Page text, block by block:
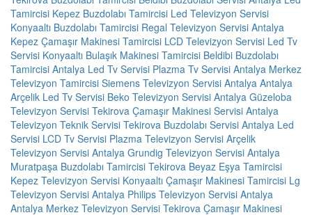
Tamircisi Kepez Buzdolabı Tamircisi Led Televizyon Servisi
Konyaaltı Buzdolabı Tamircisi Regal Televizyon Servisi Antalya
Kepez Çamaşır Makinesi Tamircisi LCD Televizyon Servisi Led Tv
Servisi Konyaaltı Bulaşık Makinesi Tamircisi Beldibi Buzdolabı
Tamircisi Antalya Led Tv Servisi Plazma Tv Servisi Antalya Merkez
Televizyon Tamircisi Siemens Televizyon Servisi Antalya Antalya
Arçelik Led Tv Servisi Beko Televizyon Servisi Antalya Güzeloba
Televizyon Servisi Tekirova Çamaşır Makinesi Servisi Antalya
Televizyon Teknik Servisi Tekirova Buzdolabı Servisi Antalya Led
Servisi LCD Tv Servisi Plazma Televizyon Servisi Arçelik
Televizyon Servisi Antalya Grundig Televizyon Servisi Antalya
Muratpaşa Buzdolabı Tamircisi Tekirova Beyaz Eşya Tamircisi
Kepez Televizyon Servisi Konyaaltı Çamaşır Makinesi Tamircisi Lg
Televizyon Servisi Antalya Philips Televizyon Servisi Antalya
Antalya Merkez Televizyon Servisi Tekirova Çamaşır Makinesi